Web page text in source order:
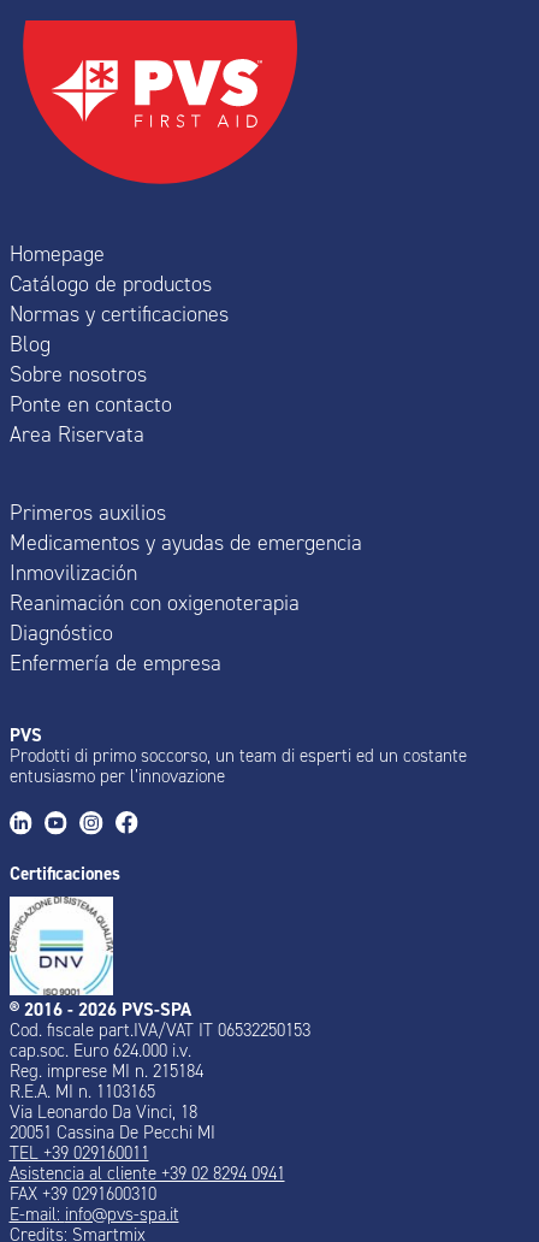
Homepage
Catálogo de productos
Normas y certificaciones
Blog
Sobre nosotros
Ponte en contacto
Area Riservata
Primeros auxilios
Medicamentos y ayudas de emergencia
Inmovilización
Reanimación con oxigenoterapia
Diagnóstico
Enfermería de empresa
PVS
Prodotti di primo soccorso, un team di esperti ed un costante
entusiasmo per l’innovazione
Certificaciones
® 2016 - 2026 PVS-SPA
Cod. fiscale part.IVA/VAT IT 06532250153
cap.soc. Euro 624.000 i.v.
Reg. imprese MI n. 215184
R.E.A. MI n. 1103165
Via Leonardo Da Vinci, 18
20051 Cassina De Pecchi MI
TEL +39 029160011
Asistencia al cliente +39 02 8294 0941
FAX +39 0291600310
E-mail: info@pvs-spa.it
Credits: Smartmix